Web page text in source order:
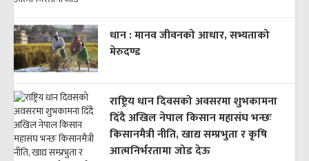
धान : मानव जीवनको आधार, सभ्यताको
मेरुदण्ड
राष्ट्रिय धान दिवसको अवसरमा शुभकामना
दिँदै अखिल नेपाल किसान महासंघ भन्छः
किसानमैत्री नीति, खाद्य सम्प्रभुता र कृषि
आत्मनिर्भरतामा जोड देऊ